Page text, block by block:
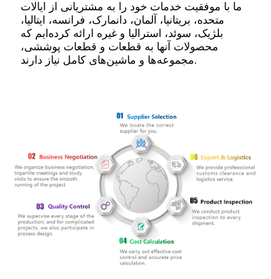
ما با موفقیت خدمات خود را به مشتریانی از ایالات
متحده، بریتانیا، آلمان، دانمارک، فرانسه، ایتالیا،
بلژیک، سوئد، استرالیا و غیره ارائه کرده‌ایم که
محصولات آنها به قطعات و قطعات پوششی،
مجموعه‌ها و ماشین‌های کامل نیاز دارند.